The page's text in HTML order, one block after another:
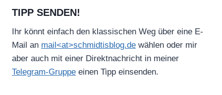
TIPP SENDEN!
Ihr könnt einfach den klassischen Weg über eine E-
Mail an mail<at>schmidtisblog.de wählen oder mir
aber auch mit einer Direktnachricht in meiner
Telegram-Gruppe einen Tipp einsenden.